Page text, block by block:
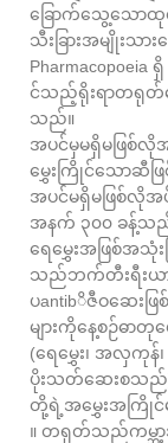
ခြောက်သွေ့သော
သီးခြားအမျိုးသာ
င်သည့်ရိုးရာတရုတ်
သည်။
အပင်မှမရှိမဖြစ်
မွှေးကြိုင်သောဆီ
အပင်မရှိမဖြစ်လိုအ
အနက် ၃၀၀ ခန့်သည်
ရေမွှေးအဖြစ်အသုံ
သည်ဘက်တီးရီးယား
ပantibိဇီဝဆေး
များကိုနေ့စဉ်ဓာ
(ရေမွှေး၊ အလှကုန်
ပိုးသတ်ဆေးစသည်)၊
တို့ရဲ့အမွှေးအကြိုင်မ
။ တရုတ်သည်ကမ္ဘာ့အ